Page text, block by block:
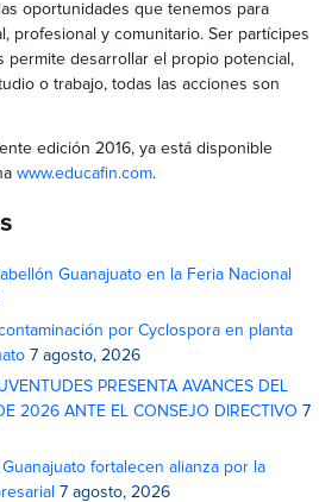
oportunidades que tenemos para
profesional y comunitario. Ser partícipes
permite desarrollar el propio potencial,
o trabajo, todas las acciones son
edición 2016, ya está disponible
www.educafin.com.
Guanajuato en la Feria Nacional
por Cyclospora en planta
7 agosto, 2026
PRESENTA AVANCES DEL
2026 ANTE EL CONSEJO DIRECTIVO 7
fortalecen alianza por la
7 agosto, 2026